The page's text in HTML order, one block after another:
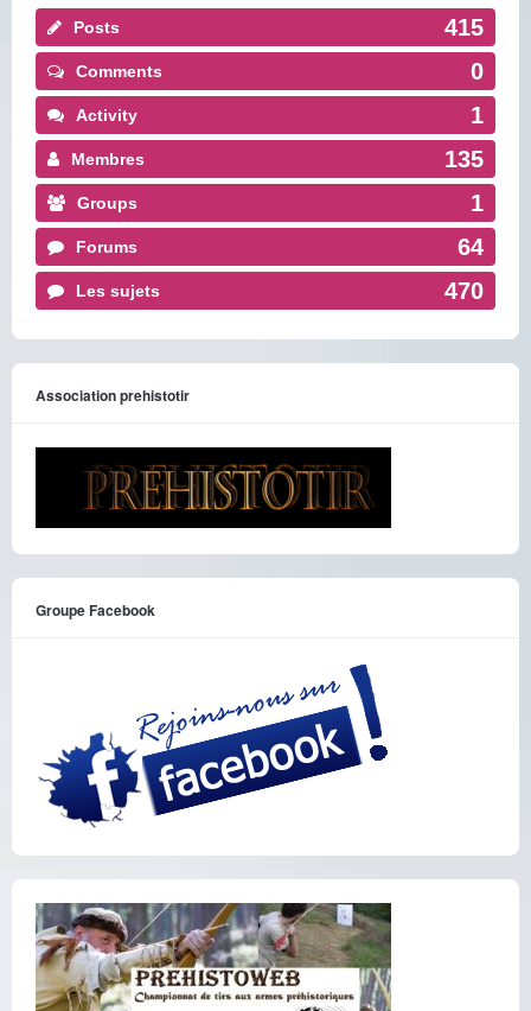
Posts 415
Comments 0
Activity 1
Membres 135
Groups 1
Forums 64
Les sujets 470
Association prehistotir
Groupe Facebook